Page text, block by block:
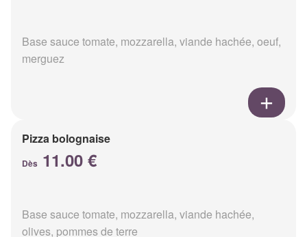
Base sauce tomate, mozzarella, viande hachée, oeuf,
merguez
Pizza bolognaise
Dès 11.00 €
Base sauce tomate, mozzarella, viande hachée,
olives, pommes de terre